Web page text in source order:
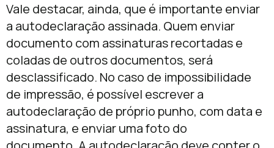
Vale destacar, ainda, que é importante enviar
a autodeclaração assinada. Quem enviar
documento com assinaturas recortadas e
coladas de outros documentos, será
desclassificado. No caso de impossibilidade
de impressão, é possível escrever a
autodeclaração de próprio punho, com data e
assinatura, e enviar uma foto do